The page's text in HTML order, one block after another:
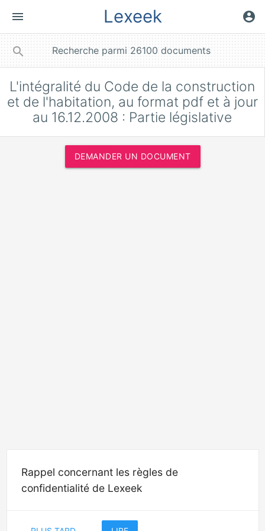
menu Lexeek account_circle
search
L'intégralité du Code de la construction
et de l'habitation, au format pdf et à jour
au 16.12.2008 : Partie législative
DEMANDER UN DOCUMENT
Rappel concernant les règles de
confidentialité de Lexeek